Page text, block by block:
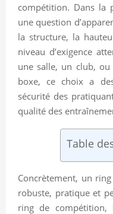
compétition. Dans la
une question
la structure, la
niveau d’exigence
une salle, un club, ou
boxe, ce choix a
sécurité des
qualité des
Table
Concrètement, un
robuste, pratique et
ring de